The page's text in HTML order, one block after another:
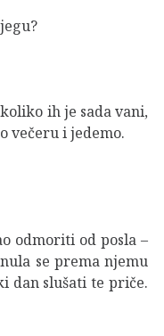
ih je sada vani,
večeru i jedemo.
odmoriti od posla –
se prema njemu
dan slušati te priče.